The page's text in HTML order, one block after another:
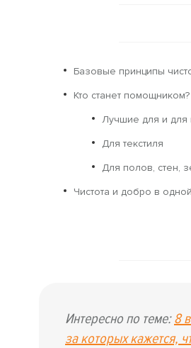
Базовые принципы
Кто станет помощником?
Лучшие для и для
Для текстиля
Для полов, стен,
Чистота и добро в
Интересно по теме:8
за которых кажется,